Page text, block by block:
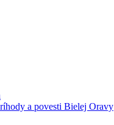
a povesti Bielej Oravy